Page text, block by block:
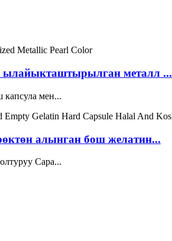
ылайыкташтырылган металл ...
капсула мен...
алынган бош желатин...
Capa...